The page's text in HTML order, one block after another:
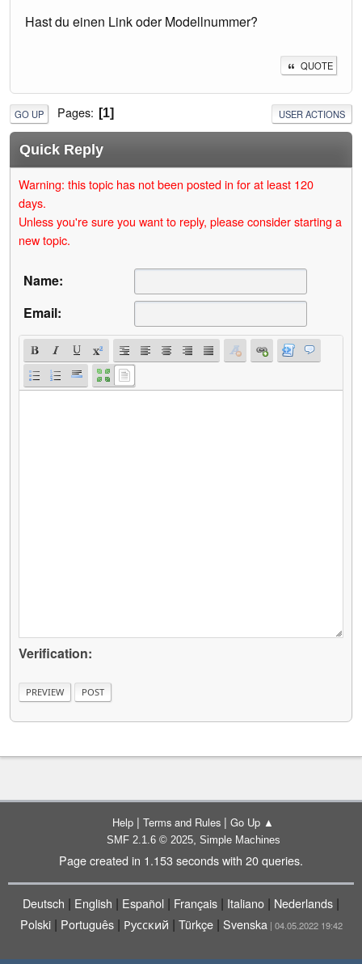
Hast du einen Link oder Modellnummer?
QUOTE
GO UP Pages 1 USER ACTIONS
Quick Reply
Warning: this topic has not been posted in for at least 120
days.
Unless you're sure you want to reply, please consider starting a
new topic.
Name:
Email:
Verification:
Help | Terms and Rules | Go Up ▲
SMF 2.1.6 © 2025, Simple Machines
Page created in 1.153 seconds with 20 queries.
Deutsch | English | Español | Français | Italiano | Nederlands |
Polski| Português| Русский | Türkçe| Svenska | 04.05.2022 19:42